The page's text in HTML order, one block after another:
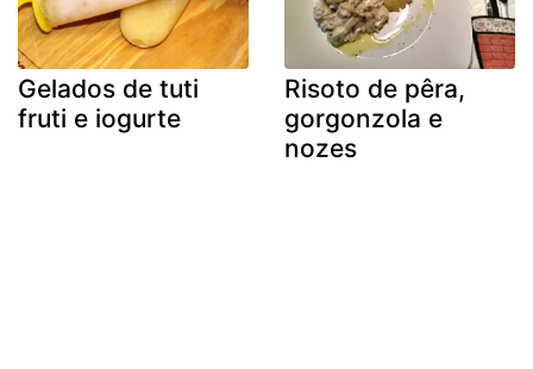
Gelados de tuti
fruti e iogurte
Risoto de pêra,
gorgonzola e
nozes